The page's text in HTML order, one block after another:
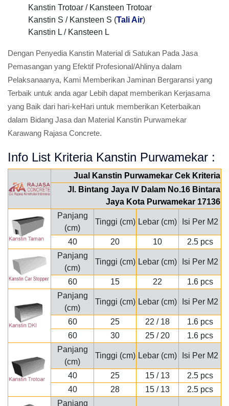
Kanstin Trotoar / Kansteen Trotoar
Kanstin S / Kansteen S (Tali Air)
Kanstin L / Kansteen L
Dengan Penyedia Kanstin Material di Satukan Pada Jasa
Pemasangan yang Efektif Profesional/Ahlinya dalam
Pelaksanaanya, Kami Memberikan Jaminan Bergaransi yang
Terbaik untuk anda agar Lebih dapat memberikan Kerjasama
yang Baik dari hari-keHari untuk memberikan Keterbaikan
dalam Bidang Jasa dan Material Kanstin Purwamekar
Karawang Rajasa Concrete.
Info List Kriteria Kanstin Purwamekar :
Jual Kanstin Purwamekar Cek Kriteria
Jl. Bintang Jaya IV Dalam No.16 Bintara
Jaya Kota Purwamekar 17136
Panjang
(cm)
Tinggi (cm) Lebar (cm) Isi Per M2
40 20 10
2.5 pcs
Panjang
(cm)
Tinggi (cm) Lebar (cm) Isi Per M2
60 15 22
1.6 pcs
Panjang
(cm)
Tinggi (cm) Lebar (cm) Isi Per M2
60 25 22 / 18
1.6 pcs
60
30 25 / 20
1.6 pcs
Panjang
(cm)
Tinggi (cm) Lebar (cm) Isi Per M2
40 25 15 / 13
2.5 pcs
40
28 15 / 13
2.5 pcs
Panjang